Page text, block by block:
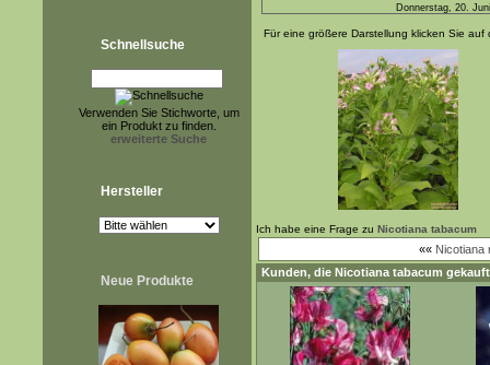
Schnellsuche
Verwenden Sie Stichworte, um
ein Produkt zu finden.
erweiterte Suche
Hersteller
Neue Produkte
Donnerstag, 20.
Für eine größere Darstellung klicken Sie auf
Ich habe eine Frage zu Nicotiana tabacum
«« Nicotiana
Kunden, die Nicotiana tabacum